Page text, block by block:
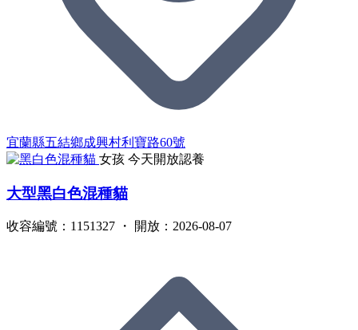
宜蘭縣五結鄉成興村利寶路60號
女孩 今天開放認養
大型黑白色混種貓
收容編號：1151327 ・ 開放：2026-08-07